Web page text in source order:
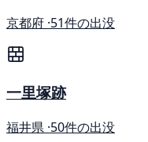
京都府 ·51件の出没
一里塚跡
福井県 ·50件の出没